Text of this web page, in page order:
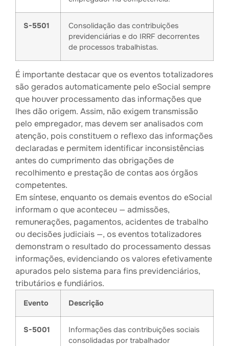
S-5501
Consolidação das contribuições
previdenciárias e do IRRF decorrentes
de processos trabalhistas.
É importante destacar que os eventos totalizadores
são gerados automaticamente pelo eSocial sempre
que houver processamento das informações que
lhes dão origem. Assim, não exigem transmissão
pelo empregador, mas devem ser analisados com
atenção, pois constituem o reflexo das informações
declaradas e permitem identificar inconsistências
antes do cumprimento das obrigações de
recolhimento e prestação de contas aos órgãos
competentes.
Em síntese, enquanto os demais eventos do eSocial
informam o que aconteceu — admissões,
remunerações, pagamentos, acidentes de trabalho
ou decisões judiciais —, os eventos totalizadores
demonstram o resultado do processamento dessas
informações, evidenciando os valores efetivamente
apurados pelo sistema para fins previdenciários,
tributários e fundiários.
Evento Descrição
S-5001
Informações das contribuições sociais
consolidadas por trabalhador